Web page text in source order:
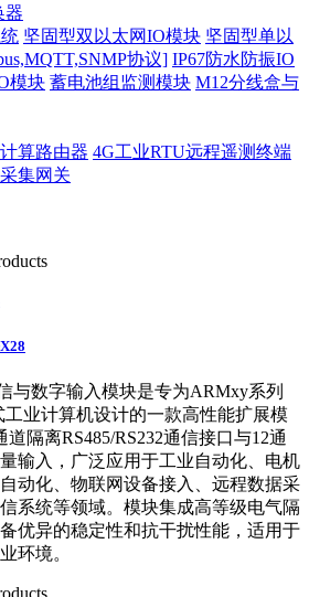
器
坚固型双以太网IO模块 坚固型单以
协议] IP67防水防振IO
模块 蓄电池组监测模块 M12分线盒与
算路由器 4G工业RTU远程遥测终端
集网关
与数字输入模块是专为ARMxy系列
业计算机设计的一款高性能扩展模
道隔离RS485/RS232通信接口与12通
输入，广泛应用于工业自动化、电机
动化、物联网设备接入、远程数据采
系统等领域。模块集成高等级电气隔
优异的稳定性和抗干扰性能，适用于
环境。